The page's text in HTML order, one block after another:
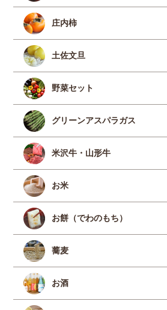
庄内柿
土佐文旦
野菜セット
グリーンアスパラガス
米沢牛・山形牛
お米
お餅（でわのもち）
蕎麦
お酒